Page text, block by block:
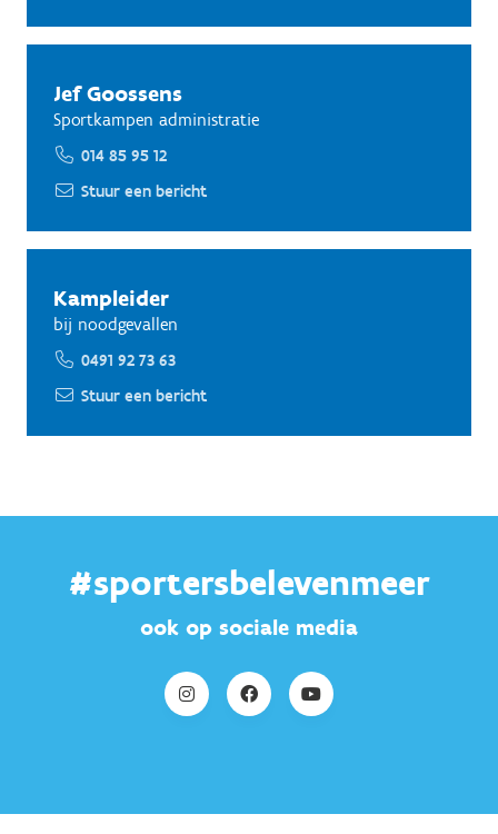
Jef Goossens
Sportkampen administratie
014 85 95 12
Stuur een bericht
Kampleider
bij noodgevallen
0491 92 73 63
Stuur een bericht
#sportersbelevenmeer
ook op sociale media